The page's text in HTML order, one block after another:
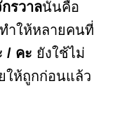
รวาลนั้นคือ
ทำให้หลายคนที่
/ คะ ยังใช้ไม่
ให้ถูกก่อนแล้ว